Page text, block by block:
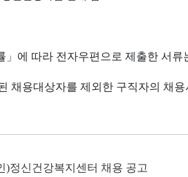
」 에 따라 전자우편으로 제출한 서
채용대상자를 제외한 구직자의 채
)정신건강복지센터 채용 공고